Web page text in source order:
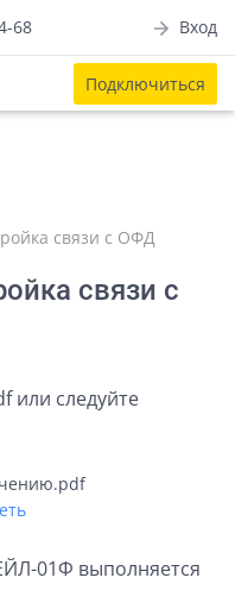
68 Вход
Подключиться
связи с ОФД
связи с
или следуйте
01Ф выполняется